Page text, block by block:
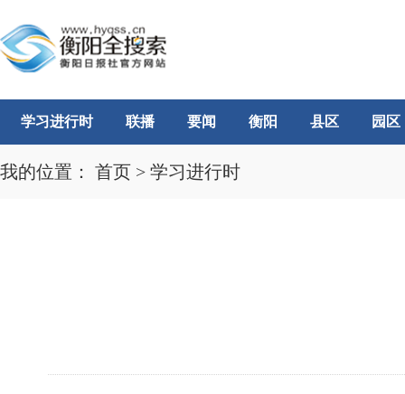
学习进行时 联播 要闻 衡阳 县区 园区
我的位置： 首页 > 学习进行时